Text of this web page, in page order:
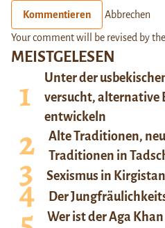
MEISTGELESEN
Unter der
versucht, alternative
entwickeln
Alte Traditionen,
Traditionen in
Sexismus in Kirgistan
Der
Wer ist der Aga
Kommentieren Abbrechen
Your comment will be revised by